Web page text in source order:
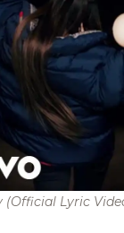
(Official Lyric